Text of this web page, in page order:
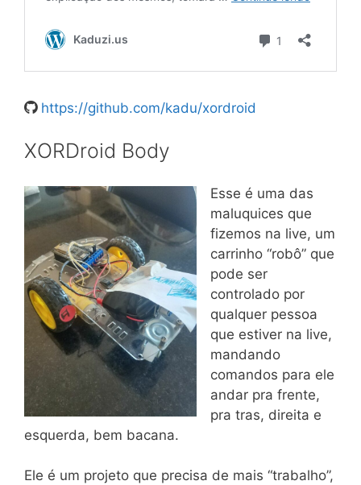
https://github.com/kadu/xordroid
XORDroid Body
Esse é uma das
maluquices que
fizemos na live, um
carrinho “robô” que
pode ser
controlado por
qualquer pessoa
que estiver na live,
mandando
comandos para ele
andar pra frente,
pra tras, direita e
esquerda, bem bacana.
Ele é um projeto que precisa de mais “trabalho”,